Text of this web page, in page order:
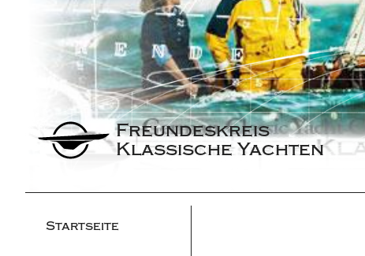
Freundeskreis
Klassische Yachten
Startseite